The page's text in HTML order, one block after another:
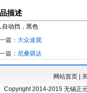
描述
自动挡，黑色
篇：大众途观
篇： 尼桑骐达
网站首页|
Copyright 2014-2015 无锡正